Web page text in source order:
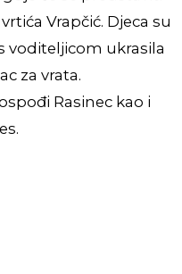
Vrapčić. Djeca su
voditeljicom ukrasila
za vrata.
Rasinec kao i